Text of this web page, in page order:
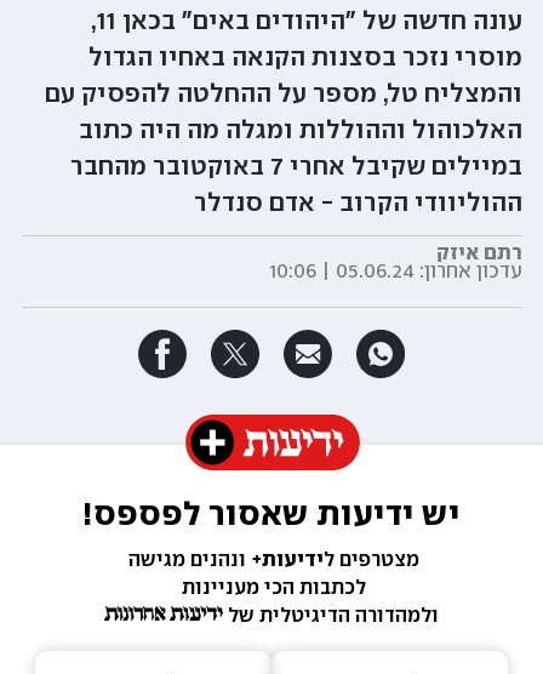
עונה חדשה של "היהודים באים" בכאן 11,
מוסרי נזכר בסצנות הקנאה באחיו הגדול
והמצליח טל, מספר על ההחלטה להפסיק עם
האלכוהול וההוללות ומגלה מה היה כתוב
במיילים שקיבל אחרי 7 באוקטובר מהחבר
ההוליוודי הקרוב - אדם סנדלר
רתם איזק
עדכון אחרון: 05.06.24 | 10:06
יש ידיעות שאסור לפספס!
מצטרפים לידיעות+ ונהנים מגישה
לכתבות הכי מעניינות
ולמהדורה הדיגיטלית של